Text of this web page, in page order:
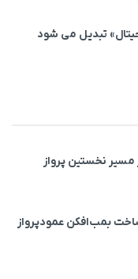
تبدیل می‌ شود
بمب‌افکن عمودپرواز